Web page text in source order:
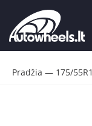
Pradžia — 175/